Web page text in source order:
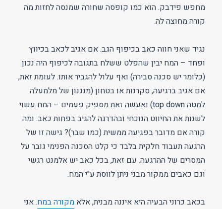
מחפש פידבק. הוא כמו קופסה שחורה שמנסה לחזות מה
קורה מחוצה לה.
נגיד שאני חווה כאב בכיפוף הגב. אם אגיב לכאב בכיווץ
ופחד – המח יבין שהפלט ששלח בתגובה לכיפוף היה נכון
(כלומר יש סכנה סבירה) ואף עלול להגביר אותו. לעומת זאת,
אם אגיב ברגיעה, סקרנות או בטחון (מנגנון של מלמעלה
למטה top down) ואעשה זאת מספיק פעמים – המח עשוי
לשנות את החיווט הנוכחי ובהדרגה להגיב בפחות כאב. ומה
קורה אם מדובר בפגיעה ממשית (כמו שבר)? גישה זו של
הרגעה תעבוד חלקית בלבד כי קלט הסכנה הפנימי גובר על
המסרים של ההרגעה. עם זאת, בכל כאב יש אלמנט רגשי
וגם כאבים ממקור מבני ניתן לווסת ע"י המח.
בכאב כרוני הבעיה היא איננה מבנית, אלאמקורה במח. אני